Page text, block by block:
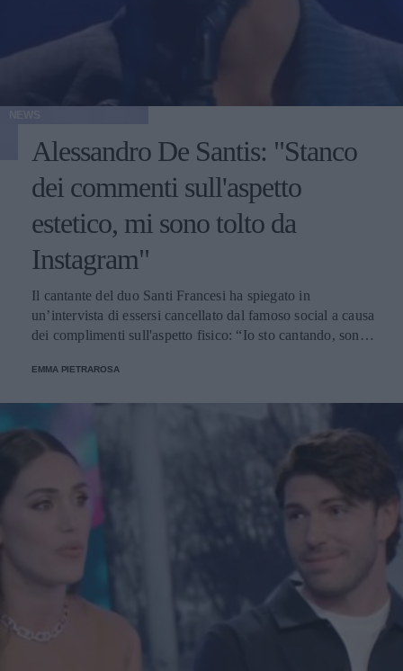
Alessandro De Santis: "Stanco
dei commenti sull'aspetto
estetico, mi sono tolto da
Instagram"
Il cantante del duo Santi Francesi ha spiegato in
un’intervista di essersi cancellato dal famoso social a causa
dei complimenti sull'aspetto fisico: “Io sto cantando, sono
EMMA PIETRAROSA